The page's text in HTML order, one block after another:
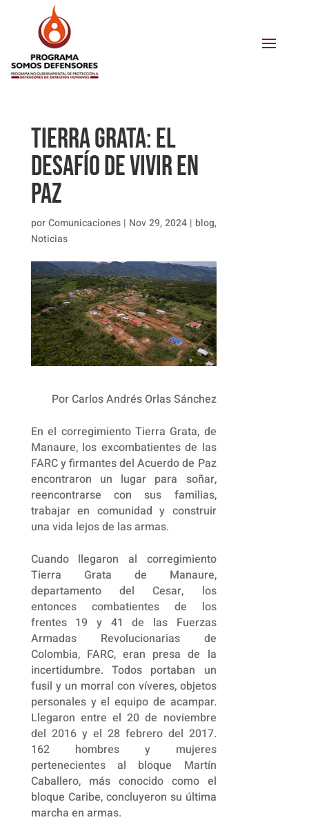
Tierra Grata: el
desafío de vivir en
paz
porComunicaciones | Nov 29, 2024 | blog,
Noticias
Por Carlos Andrés Orlas Sánchez
En el corregimiento Tierra Grata, de
Manaure, los excombatientes de las
FARC y firmantes del Acuerdo de Paz
encontraron un lugar para soñar,
reencontrarse con sus familias,
trabajar en comunidad y construir
una vida lejos de las armas.
Cuando llegaron al corregimiento
Tierra Grata de Manaure,
departamento del Cesar, los
entonces combatientes de los
frentes 19 y 41 de las Fuerzas
Armadas Revolucionarias de
Colombia, FARC, eran presa de la
incertidumbre. Todos portaban un
fusil y un morral con víveres, objetos
personales y el equipo de acampar.
Llegaron entre el 20 de noviembre
del 2016 y el 28 febrero del 2017.
162 hombres y mujeres
pertenecientes al bloque Martín
Caballero, más conocido como el
bloque Caribe, concluyeron su última
marcha en armas.